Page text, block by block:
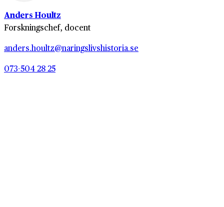
Anders Houltz
Forskningschef, docent
anders.houltz@naringslivshistoria.se
073-504 28 25